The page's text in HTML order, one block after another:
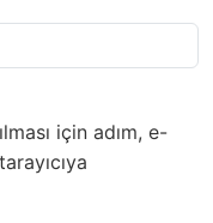
için adım, e-